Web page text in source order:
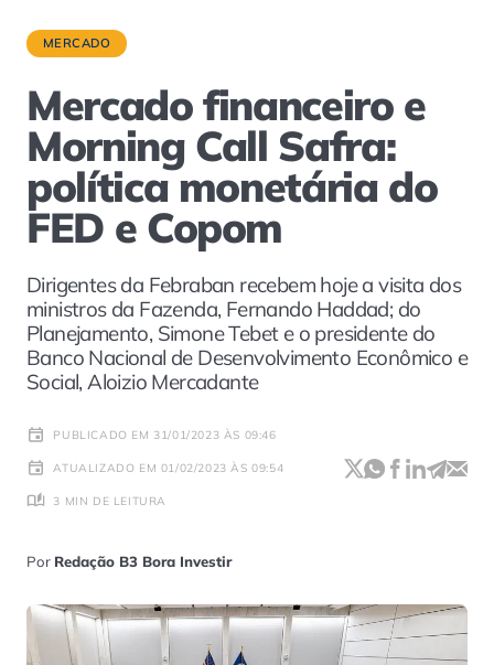
MERCADO
Mercado financeiro e
Morning Call Safra:
política monetária do
FED e Copom
Dirigentes da Febraban recebem hoje a visita dos
ministros da Fazenda, Fernando Haddad; do
Planejamento, Simone Tebet e o presidente do
Banco Nacional de Desenvolvimento Econômico e
Social, Aloizio Mercadante
PUBLICADO EM 31/01/2023 ÀS 09:46
ATUALIZADO EM 01/02/2023 ÀS 09:54
3 MIN DE LEITURA
Por Redação B3 Bora Investir